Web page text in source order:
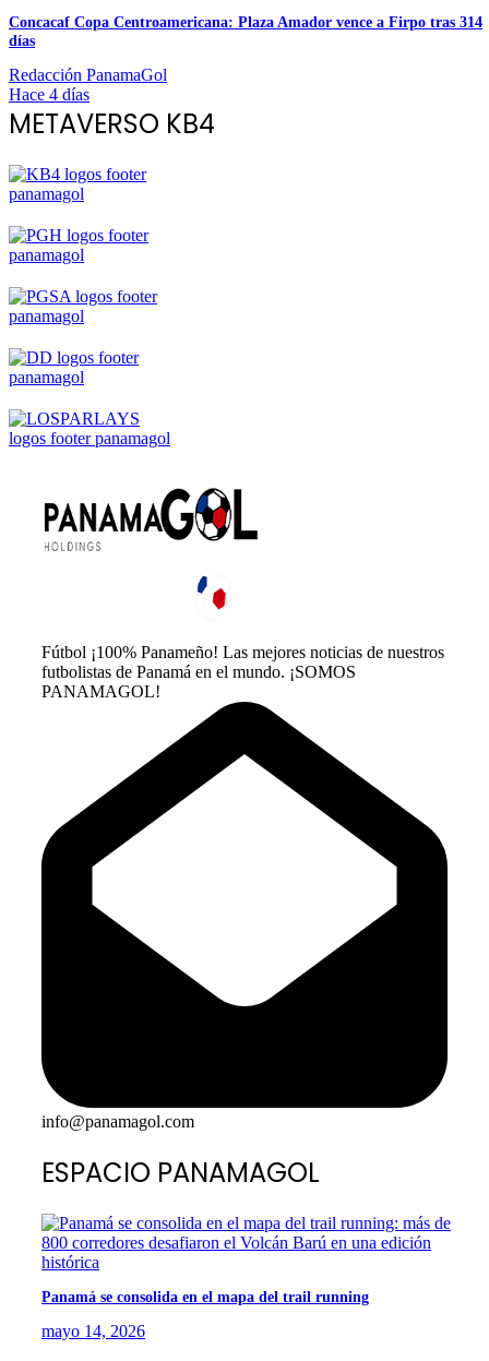
Concacaf Copa Centroamericana: Plaza Amador vence a Firpo tras 314
días
Redacción PanamaGol
Hace 4 días
METAVERSO KB4
Fútbol ¡100% Panameño! Las mejores noticias de nuestros
futbolistas de Panamá en el mundo. ¡SOMOS
PANAMAGOL!
info@panamagol.com
ESPACIO PANAMAGOL
Panamá se consolida en el mapa del trail running
mayo 14, 2026